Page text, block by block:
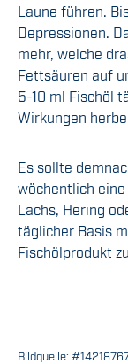
Laune führen.
Depressionen.
mehr, welche
Fettsäuren auf
5-10 ml Fischöl
Wirkungen
Es sollte
wöchentlich
Lachs, Hering
täglicher Basis
Fischölprodukt
Bildquelle: